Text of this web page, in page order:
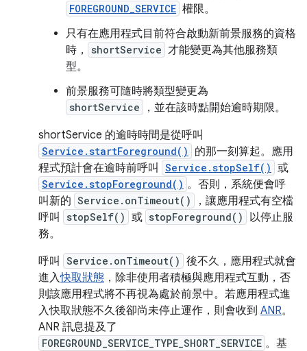
FOREGROUND_SERVICE 權限。
只有在應用程式目前符合啟動新前景服務的資格
時，
shortService 才能變更為其他服務類
型。
前景服務可隨時將類型變更為
shortService
，並在該時點開始逾時期限。
shortService 的逾時時間是從呼叫
Service.startForeground()
的那一刻算起。應用
程式預計會在逾時前呼叫
Service.stopSelf() 或
Service.stopForeground() 。否則，系統便會呼
叫新的 Service.onTimeout()
，讓應用程式有空檔
呼叫
stopSelf() 或 stopForeground()
以停止服
務。
呼叫
Service.onTimeout() 後不久，應用程式就會
進入快取狀態 ，除非使用者積極與應用程式互動，否
則該應用程式將不再視為處於前景中。若應用程式進
入快取狀態不久後卻尚未停止運作，則會收到 ANR。
ANR 訊息提及了
FOREGROUND_SERVICE_TYPE_SHORT_SERVICE 。基